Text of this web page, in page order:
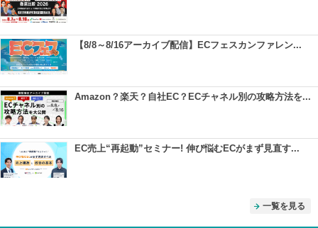
【8/8～8/16アーカイブ配信】ECフェスカンファレン...
Amazon？楽天？自社EC？ECチャネル別の攻略方法を...
EC売上“再起動”セミナー! 伸び悩むECがまず見直す...
一覧を見る